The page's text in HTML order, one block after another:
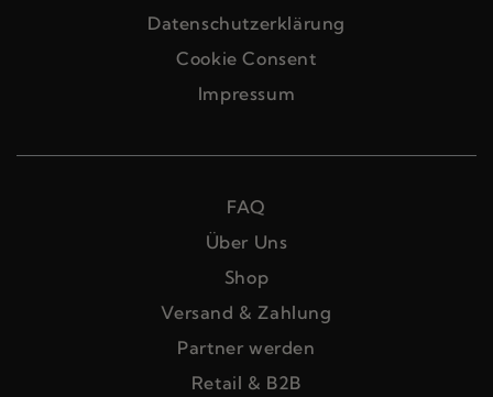
FAQ
Über Uns
Shop
Versand & Zahlung
Partner werden
Retail & B2B
Datenschutzerklärung
Cookie Consent
Impressum